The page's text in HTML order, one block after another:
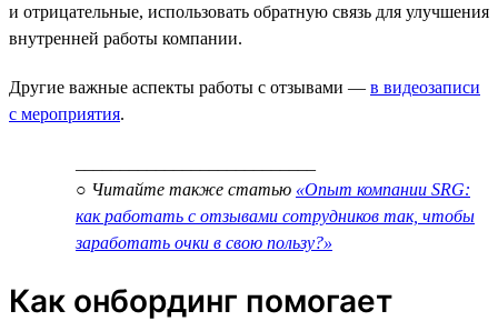
и отрицательные, использовать обратную связь для улучшения
внутренней работы компании.
Другие важные аспекты работы с отзывами — в видеозаписи
с мероприятия.
○ Читайте также статью «Опыт компании SRG:
как работать с отзывами сотрудников так, чтобы
заработать очки в свою пользу?»
Как онбординг помогает